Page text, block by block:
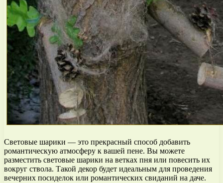
Световые шарики — это прекрасный способ добавить
романтическую атмосферу к вашей пене. Вы можете
разместить световые шарики на ветках пня или повесить их
вокруг ствола. Такой декор будет идеальным для проведения
вечерних посиделок или романтических свиданий на даче.